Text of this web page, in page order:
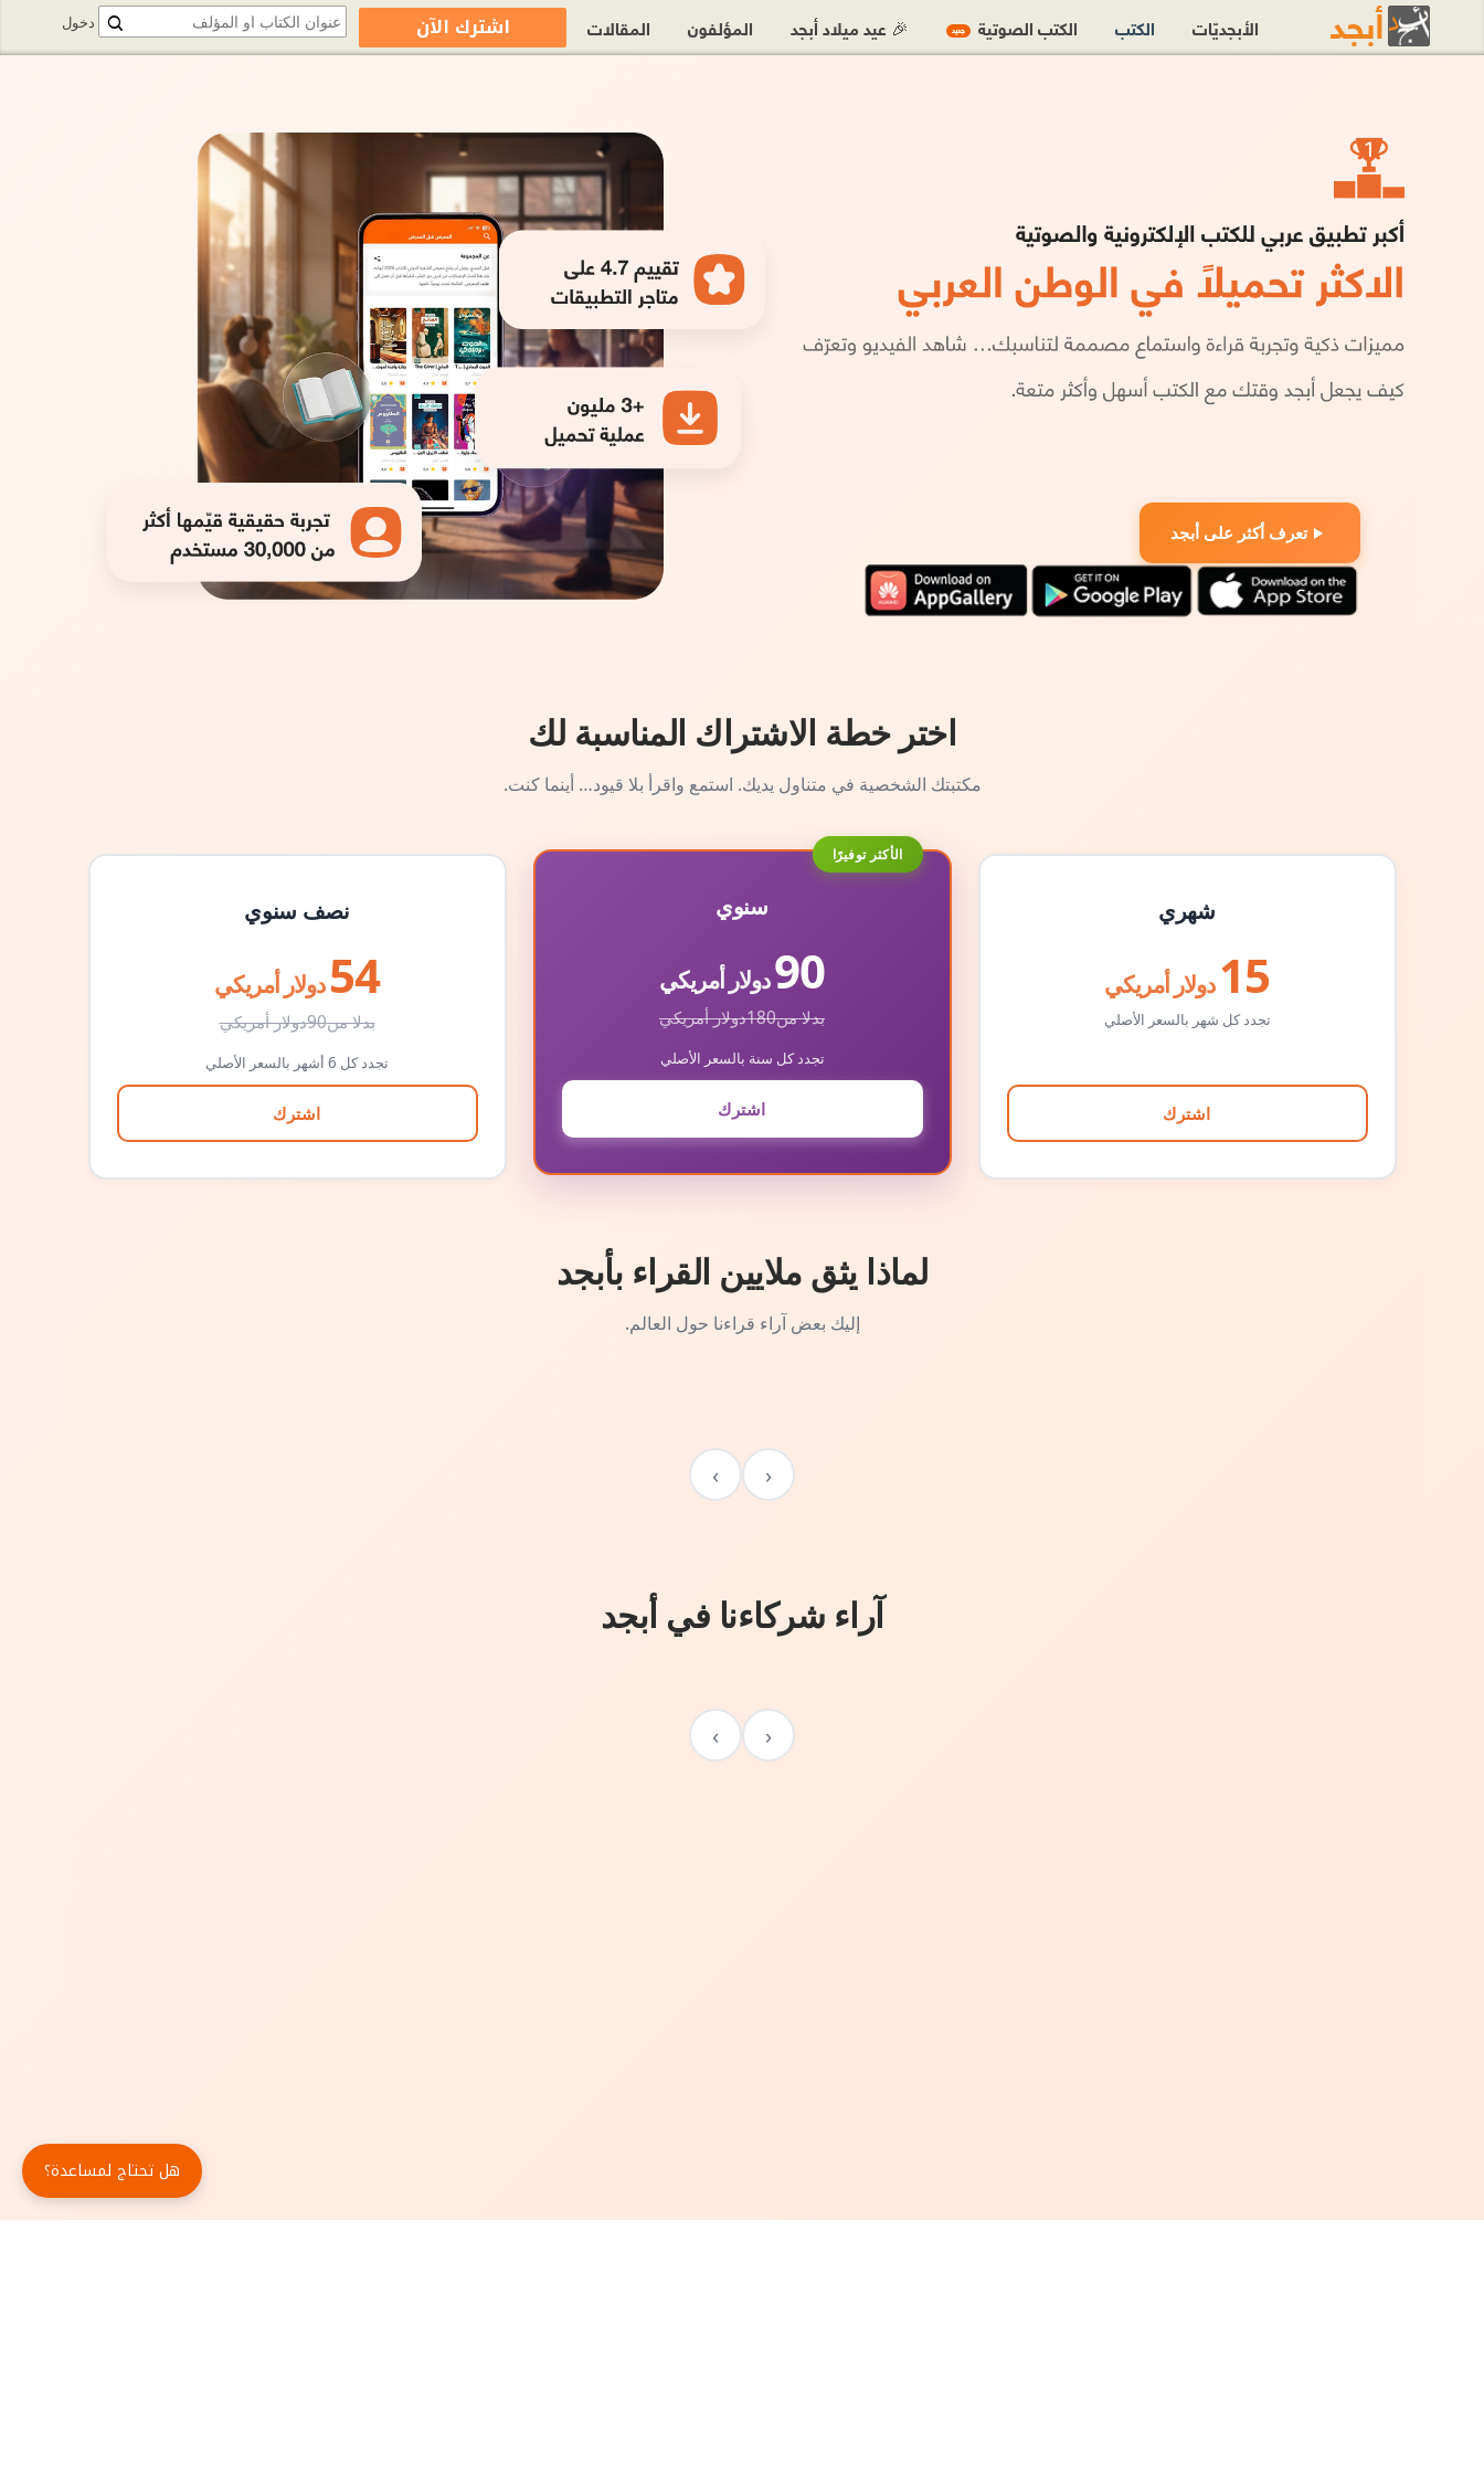
تعرف أكثر على أبجد
اختر خطة الاشتراك المناسبة لك
مكتبتك الشخصية في متناول يديك. استمع واقرأ بلا قيود… أينما كنت.
شهري
15 دولار أمريكي
تجدد كل شهر بالسعر الأصلي
اشترك
الأكثر توفيرًا
سنوي
90دولار أمريكي
بدلا من180دولار أمريكي
تجدد كل سنة بالسعر الأصلي
اشترك
نصف سنوي
54 دولار أمريكي
بدلا من90دولار أمريكي
تجدد كل 6 أشهر بالسعر الأصلي
اشترك
لماذا يثق ملايين القراء بأبجد
إليك بعض آراء قراءنا حول العالم.
‹
›
آراء شركاءنا في أبجد
‹
›
دخول الأبجديّات الكتب الكتب الصوتية جديد 🎉 عيد ميلاد أبجد المؤلفون المقالات اشترك الآن
هل تحتاج لمساعدة؟